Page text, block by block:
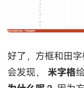
好了，方框和田字
会发现， 米字格